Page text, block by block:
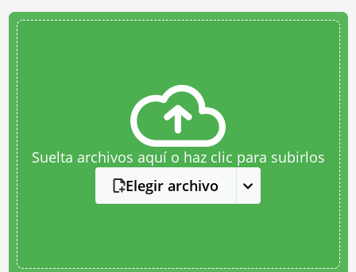
Suelta archivos aquí o haz clic para subirlos
Elegir archivo